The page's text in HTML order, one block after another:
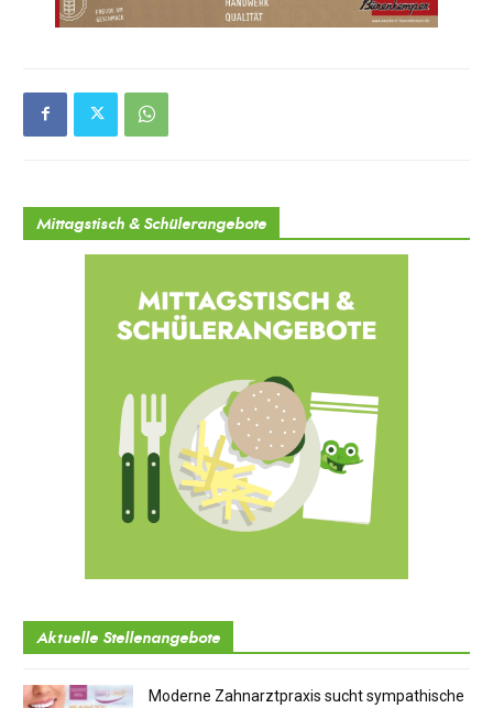
Mittagstisch & Schülerangebote
Aktuelle Stellenangebote
Moderne Zahnarztpraxis sucht sympathische